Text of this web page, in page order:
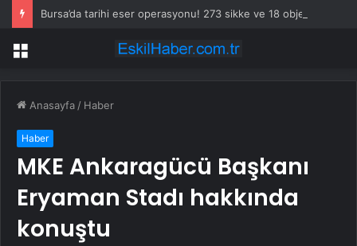
Menü
Anasayfa / Haber
Haber
MKE Ankaragücü Başkanı
Eryaman Stadı hakkında
konuştu